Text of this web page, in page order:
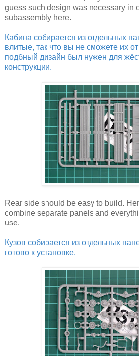
guess such design was necessary in
subassembly here.
Кабина собирается из отдельных
влитые, так что вы не сможете их
подбный дизайн был нужен для
конструкции.
Rear side should be easy to build.
combine separate panels and
use.
Кузов собирается из отдельных
готово к установке.